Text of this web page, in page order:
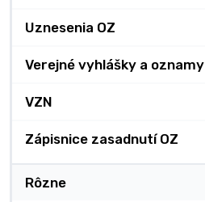
Uznesenia OZ
Verejné vyhlášky a oznamy
VZN
Zápisnice zasadnutí OZ
Rôzne